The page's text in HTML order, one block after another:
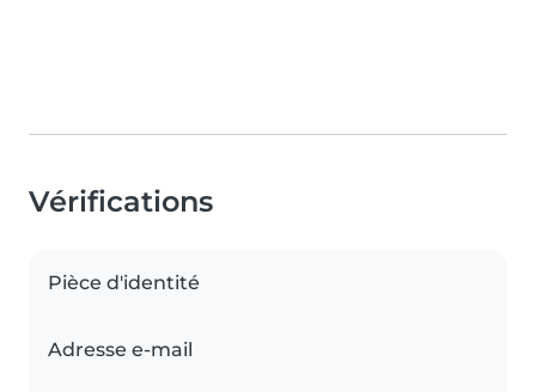
Vérifications
Pièce d'identité
Adresse e-mail